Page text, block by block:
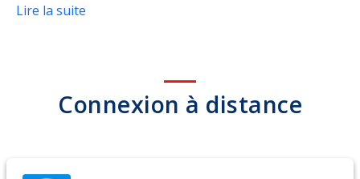
Lire la suite
Connexion à distance